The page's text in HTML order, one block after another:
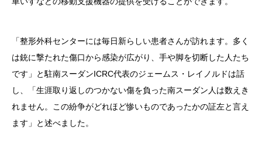
「整形外科センターには毎日新らしい患者さんが訪れます。多く
は銃に撃たれた傷口から感染が広がり、手や脚を切断した人たち
です」と駐南スーダンICRC代表のジェームス・レイノルドは話
し、「生涯取り返しのつかない傷を負った南スーダン人は数えき
れません。この紛争がどれほど惨いものであったかの証左と言え
ます」と述べました。